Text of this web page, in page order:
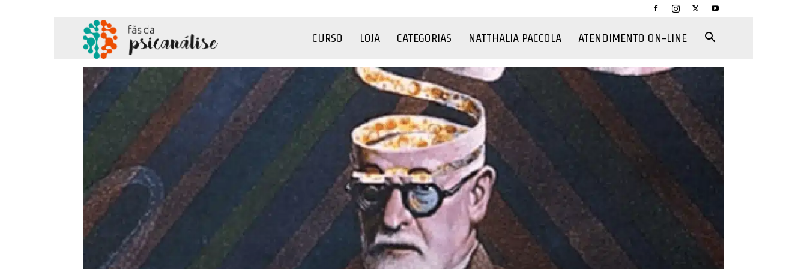
Psicanálise
CURSO LOJA CATEGORIAS NATTHALIA PACCOLA ATENDIMENTO ON-LINE